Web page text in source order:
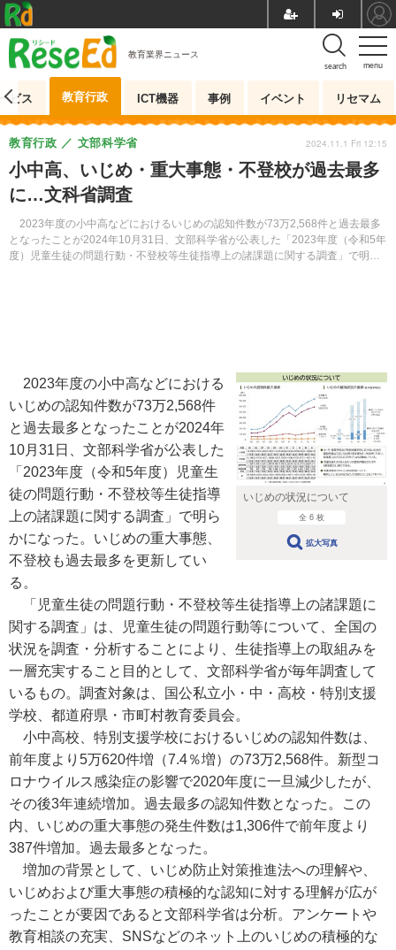
menu
search
教育業界ニュース
ビス 教育行政 ICT機器 事例 イベント リセマム
小中高、いじめ・重大事態・不登校が過去最多
に…文科省調査
2023年度の小中高などにおけるいじめの認知件数が73万2,568件と過去最多
となったことが2024年10月31日、文部科学省が公表した「2023年度（令和5年
度）児童生徒の問題行動・不登校等生徒指導上の諸課題に関する調査」で明ら
教育行政 文部科学省 2024.11.1 Fri 12:15
いじめの状況について
全 6 枚
拡大写真
2023年度の小中高などにおける
いじめの認知件数が73万2,568件
と過去最多となったことが2024年
10月31日、文部科学省が公表した
「2023年度（令和5年度）児童生
徒の問題行動・不登校等生徒指導
上の諸課題に関する調査」で明ら
かになった。いじめの重大事態、
不登校も過去最多を更新してい
る。
「児童生徒の問題行動・不登校等生徒指導上の諸課題に
関する調査」は、児童生徒の問題行動等について、全国の
状況を調査・分析することにより、生徒指導上の取組みを
一層充実すること目的として、文部科学省が毎年調査して
いるもの。調査対象は、国公私立小・中・高校・特別支援
学校、都道府県・市町村教育委員会。
小中高校、特別支援学校におけるいじめの認知件数は、
前年度より5万620件増（7.4％増）の73万2,568件。新型コ
ロナウイルス感染症の影響で2020年度に一旦減少したが、
その後3年連続増加。過去最多の認知件数となった。この
内、いじめの重大事態の発生件数は1,306件で前年度より
387件増加。過去最多となった。
増加の背景として、いじめ防止対策推進法への理解や、
いじめおよび重大事態の積極的な認知に対する理解が広が
ったことが要因であると文部科学省は分析。アンケートや
教育相談の充実、SNSなどのネット上のいじめの積極的な